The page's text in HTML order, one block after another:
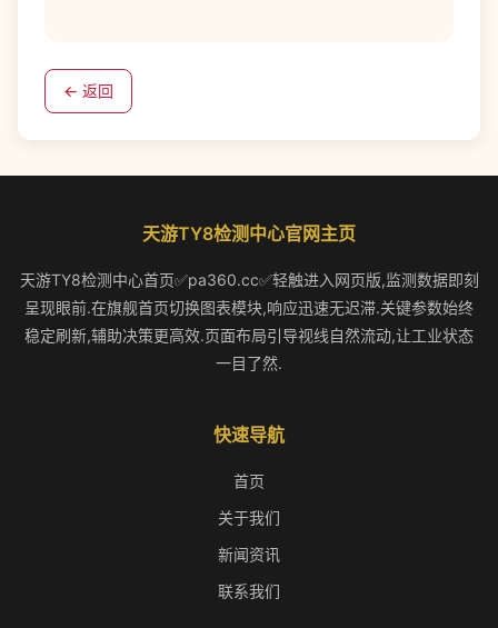
← 返回
天游TY8检测中心官网主页
天游TY8检测中心首页✅pa360.cc✅轻触进入网页版,监测数据即刻
呈现眼前.在旗舰首页切换图表模块,响应迅速无迟滞.关键参数始终
稳定刷新,辅助决策更高效.页面布局引导视线自然流动,让工业状态
一目了然.
快速导航
首页
关于我们
新闻资讯
联系我们